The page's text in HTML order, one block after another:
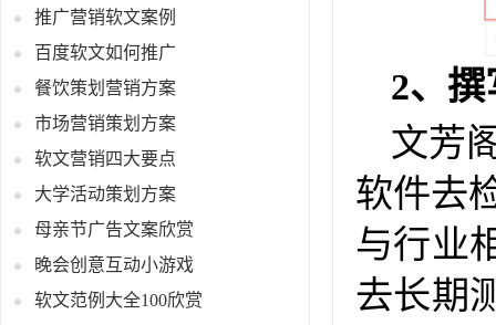
推广营销软文案例
百度软文如何推广
餐饮策划营销方案
市场营销策划方案
软文营销四大要点
大学活动策划方案
母亲节广告文案欣赏
晚会创意互动小游戏
软文范例大全100欣赏
2、
文芳
软件去
与行业
去长期